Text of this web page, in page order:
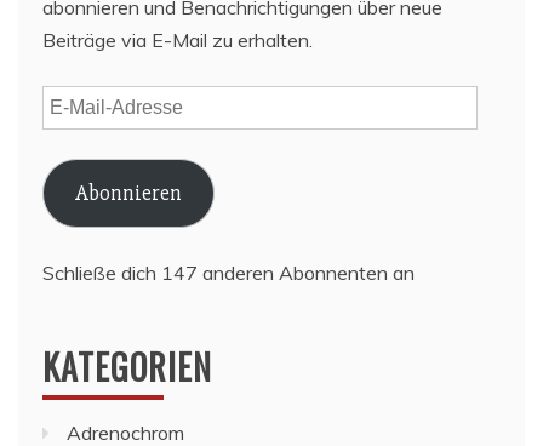
abonnieren und Benachrichtigungen über neue
Beiträge via E-Mail zu erhalten.
E-
Mail-
Adresse
Abonnieren
Schließe dich 147 anderen Abonnenten an
KATEGORIEN
Adrenochrom